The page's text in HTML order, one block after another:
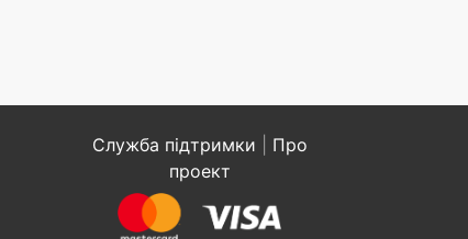
Служба підтримки
Про
проект